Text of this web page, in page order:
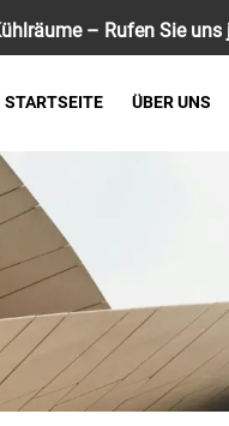
– Rufen Sie uns
STARTSEITE ÜBER UNS